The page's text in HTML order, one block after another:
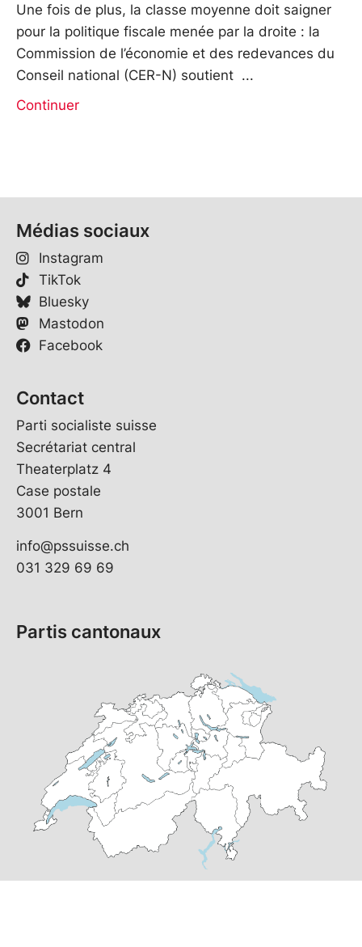
Une fois de plus, la classe moyenne doit saigner
pour la politique fiscale menée par la droite : la
Commission de l’économie et des redevances du
Conseil national (CER-N) soutient
Continuer
Médias sociaux
Instagram
TikTok
Bluesky
Mastodon
Facebook
Contact
Parti socialiste suisse
Secrétariat central
Theaterplatz 4
Case postale
3001 Bern
info@pssuisse.ch
031 329 69 69
Partis cantonaux